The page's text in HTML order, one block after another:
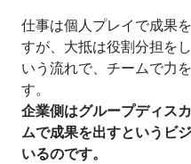
仕事は個人プレイで成果
すが、大抵は役割分担を
いう流れで、チームで力
す。
企業側はグループディス
ムで成果を出すというビ
いるのです。